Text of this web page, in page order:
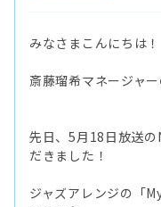
みなさまこんにちは！
斎藤瑠希マネージャー
先日、5月18日放送
だきました！
ジャズアレンジの「